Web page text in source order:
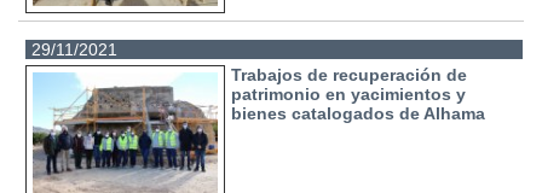
29/11/2021
Trabajos de recuperación de
patrimonio en yacimientos y
bienes catalogados de Alhama